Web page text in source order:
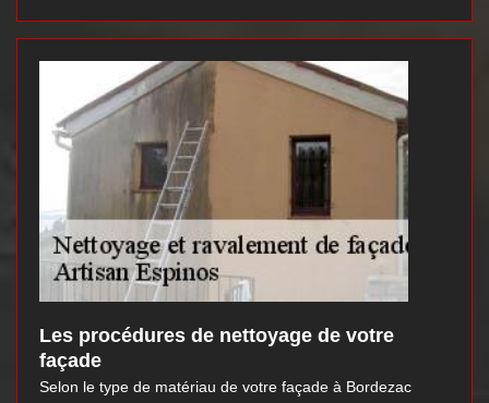
Les procédures de nettoyage de votre
façade
Selon le type de matériau de votre façade à Bordezac